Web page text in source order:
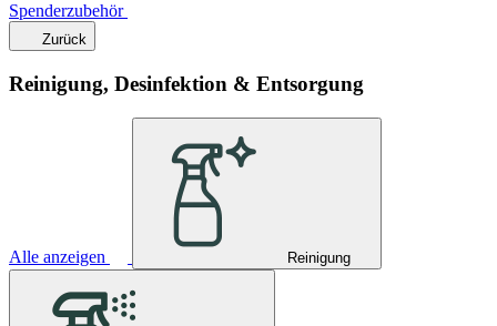
Spenderzubehör
Zurück
Reinigung, Desinfektion & Entsorgung
Alle anzeigen Reinigung